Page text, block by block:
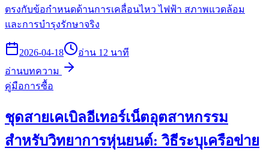
ตรงกับข้อกำหนดด้านการเคลื่อนไหว ไฟฟ้า สภาพแวดล้อม
และการบำรุงรักษาจริง
2026-04-18
อ่าน 12 นาที
อ่านบทความ
คู่มือการซื้อ
ชุดสายเคเบิลอีเทอร์เน็ตอุตสาหกรรม
สำหรับวิทยาการหุ่นยนต์: วิธีระบุเครือข่าย